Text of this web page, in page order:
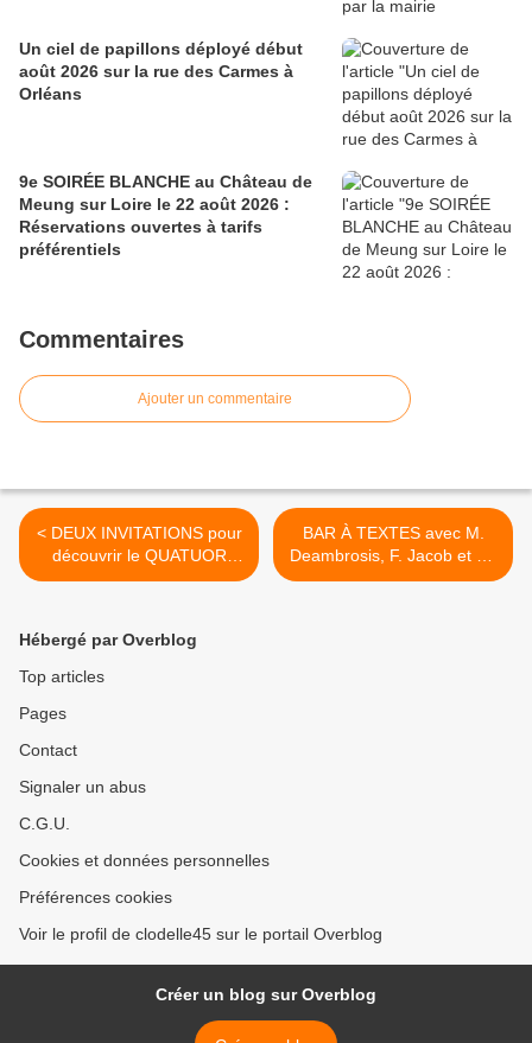
Un ciel de papillons déployé début
août 2026 sur la rue des Carmes à
Orléans
9e SOIRÉE BLANCHE au Château de
Meung sur Loire le 22 août 2026 :
Réservations ouvertes à tarifs
préférentiels
Commentaires
Ajouter un commentaire
< DEUX INVITATIONS pour
découvrir le QUATUOR
ANTARJA à la Scène
BAR À TEXTES avec M.
Deambrosis, F. Jacob et M-
H Lafon - Théâtre Clin d'œil
Hébergé par Overblog
Top articles
Pages
Contact
Signaler un abus
C.G.U.
Cookies et données personnelles
Préférences cookies
Voir le profil de clodelle45 sur le portail Overblog
Créer un blog sur Overblog